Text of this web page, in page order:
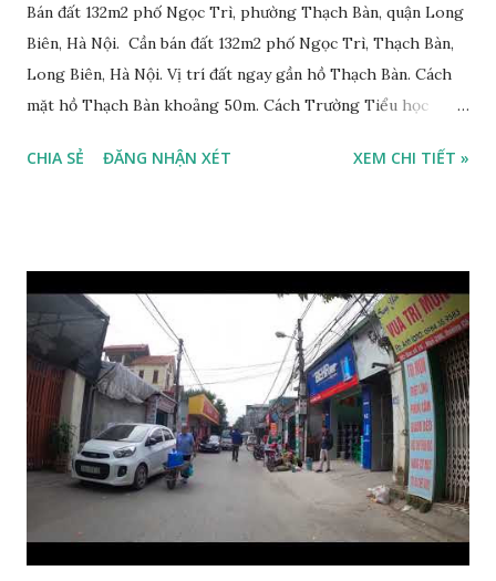
Bán đất 132m2 phố Ngọc Trì, phường Thạch Bàn, quận Long
Biên, Hà Nội. Cần bán đất 132m2 phố Ngọc Trì, Thạch Bàn,
Long Biên, Hà Nội. Vị trí đất ngay gần hồ Thạch Bàn. Cách
mặt hồ Thạch Bàn khoảng 50m. Cách Trường Tiểu học
30m, phía trước mặt thoáng. Cách mặt đường Cổ Linh
ngõ thông, đường trải nhựa, 2 ô tô tránh nhau. Đường và vỉa
hè rộng 6m. Đất thổ cư, diện tích mặt bằng 132m2, mặt tiền
8m. Hướng: Đông, pháp lý: sổ đỏ chính chủ. Giá bán: 9.5 tỷ,
có thương lượng với khách thiện chí mua. Quý khách hàng
có nhu cầu mua đất 132m2 phố Ngọc Trì, Thạch Bàn. Vui
lòng liên hệ: Mr Nguyễn Thế Cường, Tel: 0984.999.007 –
0915.383.393. Miễn môi giới và Quảng cáo trực tuyến
CHIA SẺ ĐĂNG NHẬN XÉT XEM CHI TIẾT »